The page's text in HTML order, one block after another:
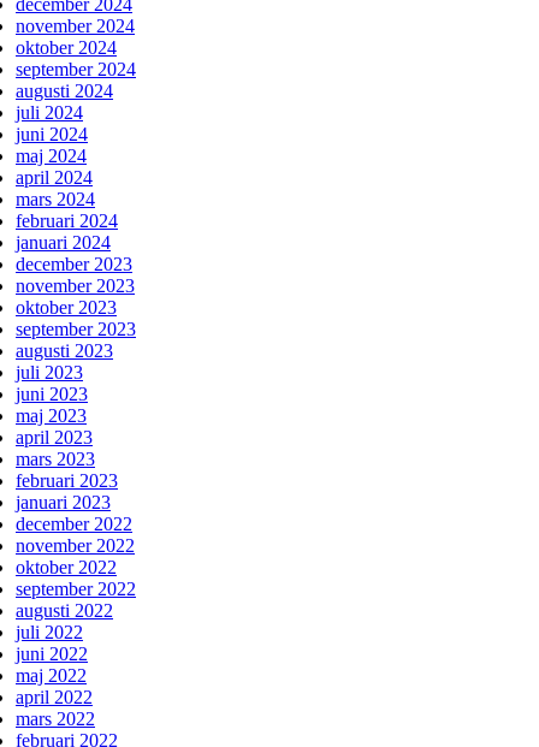
november 2024
oktober 2024
september 2024
augusti 2024
juli 2024
juni 2024
maj 2024
april 2024
mars 2024
februari 2024
januari 2024
december 2023
november 2023
oktober 2023
september 2023
augusti 2023
juli 2023
juni 2023
maj 2023
april 2023
mars 2023
februari 2023
januari 2023
december 2022
november 2022
oktober 2022
september 2022
augusti 2022
juli 2022
juni 2022
maj 2022
april 2022
mars 2022
februari 2022